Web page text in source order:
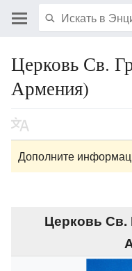
Церковь Св.
Армения)
Дополните
Церковь Св.